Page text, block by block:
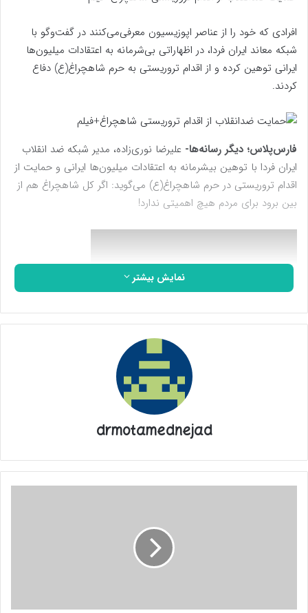
افرادی که خود را از عناصر اپوزیسیون معرفی‌می‌کنند در گفت‌وگو با
شبکه معاند ایران فردا، در اظهاراتی بی‌شرمانه به اعتقادات میلیون‌ها
ایرانی توهین کرده و از اقدام تروریستی به حرم شاهچراغ(ع) دفاع
کردند.
فارس‌پلاس؛ دیگر رسانه‌ها- علیرضا نوری‌زاده، مدیر شبکه ضد انقلاب
ایران فردا با توهین بیشرمانه به اعتقادات میلیون‌ها ایرانی و حمایت از
اقدام تروریستی در حرم شاهچراغ(ع) می‌گوید: اگر کل شاهچراغ هم از
بین برود برای مردم هیچ اهمیتی ندارد!
نمایش بیشتر
drmotamednejad